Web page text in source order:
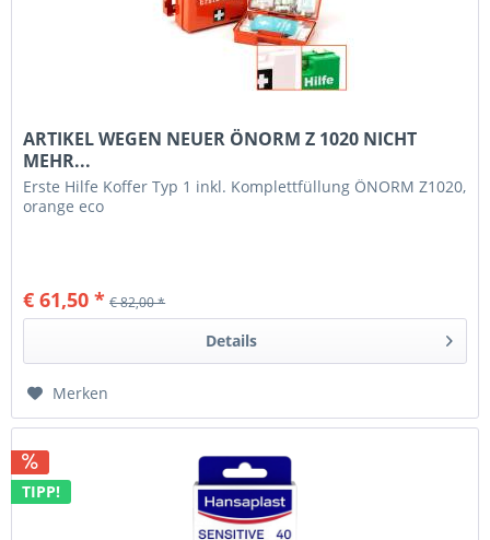
ARTIKEL WEGEN NEUER ÖNORM Z 1020 NICHT
MEHR...
Erste Hilfe Koffer Typ 1 inkl. Komplettfüllung ÖNORM Z1020,
orange eco
€ 61,50 * € 82,00 *
Details
Merken
TIPP!